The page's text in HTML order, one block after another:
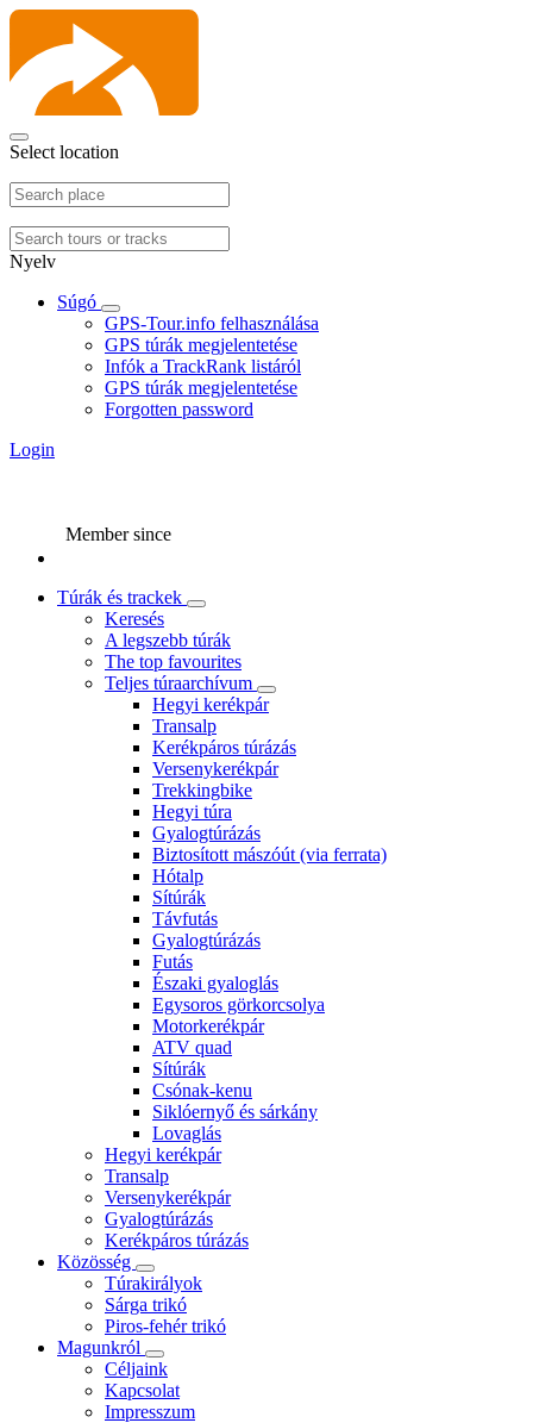
Select location
Nyelv
Súgó
GPS-Tour.info felhasználása
GPS túrák megjelentetése
Infók a TrackRank listáról
GPS túrák megjelentetése
Forgotten password
Login
Member since
Túrák és trackek
Keresés
A legszebb túrák
The top favourites
Teljes túraarchívum
Hegyi kerékpár
Transalp
Kerékpáros túrázás
Versenykerékpár
Trekkingbike
Hegyi túra
Gyalogtúrázás
Biztosított mászóút (via ferrata)
Hótalp
Sítúrák
Távfutás
Gyalogtúrázás
Futás
Északi gyaloglás
Egysoros görkorcsolya
Motorkerékpár
ATV quad
Sítúrák
Csónak-kenu
Siklóernyő és sárkány
Lovaglás
Hegyi kerékpár
Transalp
Versenykerékpár
Gyalogtúrázás
Kerékpáros túrázás
Közösség
Túrakirályok
Sárga trikó
Piros-fehér trikó
Magunkról
Céljaink
Kapcsolat
Impresszum